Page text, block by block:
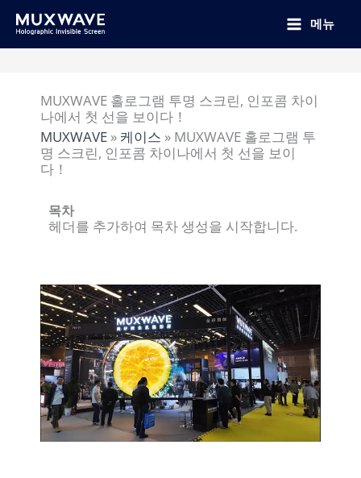
메뉴
MUXWAVE 홀로그램 투명 스크린, 인포콤 차이
나에서 첫 선을 보이다！
MUXWAVE » 케이스 » MUXWAVE 홀로그램 투
명 스크린, 인포콤 차이나에서 첫 선을 보이
다！
목차
헤더를 추가하여 목차 생성을 시작합니다.